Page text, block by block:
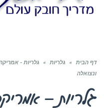
דף הבית » גלריות » גלריות -
ונצואלה
גלריות –